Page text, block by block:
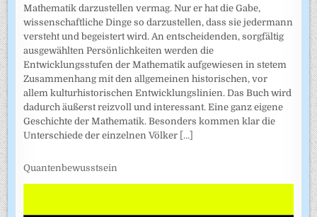
Mathematik darzustellen vermag. Nur er hat die Gabe,
wissenschaftliche Dinge so darzustellen, dass sie jedermann
versteht und begeistert wird. An entscheidenden, sorgfältig
ausgewählten Persönlichkeiten werden die
Entwicklungsstufen der Mathematik aufgewiesen in stetem
Zusammenhang mit den allgemeinen historischen, vor
allem kulturhistorischen Entwicklungslinien. Das Buch wird
dadurch äußerst reizvoll und interessant. Eine ganz eigene
Geschichte der Mathematik. Besonders kommen klar die
Unterschiede der einzelnen Völker [...]
Quantenbewusstsein